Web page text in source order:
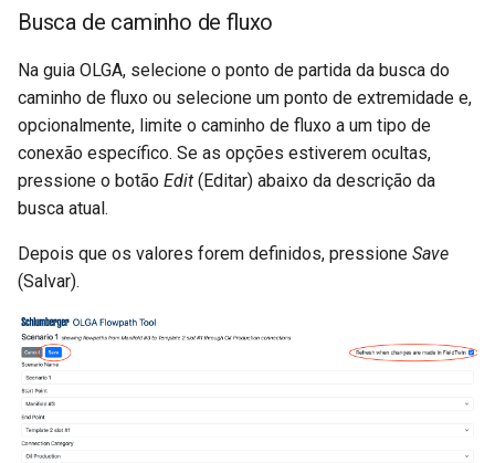
Busca de caminho de fluxo
Na guia OLGA, selecione o ponto de partida da busca do
caminho de fluxo ou selecione um ponto de extremidade e,
opcionalmente, limite o caminho de fluxo a um tipo de
conexão específico. Se as opções estiverem ocultas,
pressione o botão Edit (Editar) abaixo da descrição da
busca atual.
Depois que os valores forem definidos, pressione Save
(Salvar).